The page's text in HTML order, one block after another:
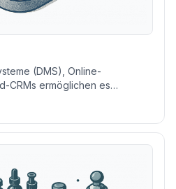
(DMS), Online-
CRMs ermöglichen es
verwalten, Probefahrten zu
zu erzielen.